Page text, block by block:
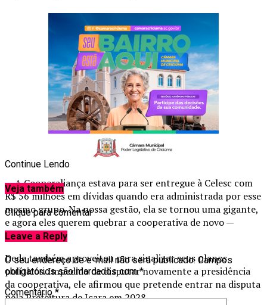
— A Cooperaliança estava para ser entregue à Celesc com
R$ 56 milhões em dívidas quando era administrada por esse
mesmo grupo. Na nossa gestão, ela se tornou uma gigante,
e agora eles querem quebrar a cooperativa de novo —
afirmou.
Dede também aproveitou para sinalizar seus planos
políticos. Impedido de disputar novamente a presidência
da cooperativa, ele afirmou que pretende entrar na disputa
pela Prefeitura de Içara em 2028.
Continue Lendo
Veja também
Clique para comentar
Leave a Reply
O seu endereço de e-mail não será publicado. Campos
obrigatórios são marcados com*
Comentário*